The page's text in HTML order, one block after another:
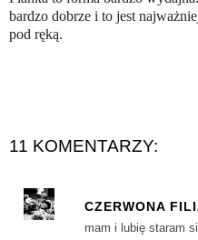
bardzo dobrze i to jest
pod ręką.
11 KOMENTARZY:
CZERWONA
mam i lubię staram